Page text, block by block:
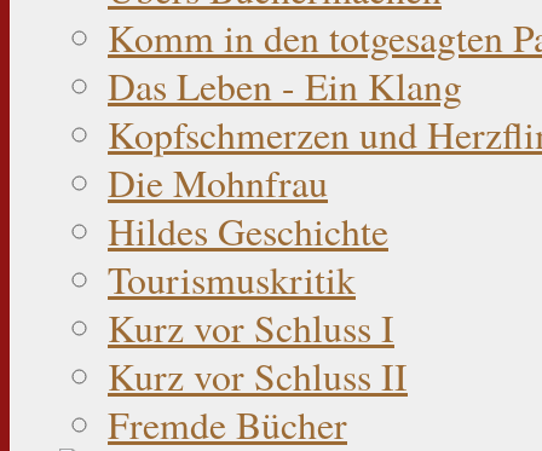
Komm in den totgesagten
Das Leben - Ein Klang
Kopfschmerzen und
Die Mohnfrau
Hildes Geschichte
Tourismuskritik
Kurz vor Schluss I
Kurz vor Schluss II
Fremde Bücher